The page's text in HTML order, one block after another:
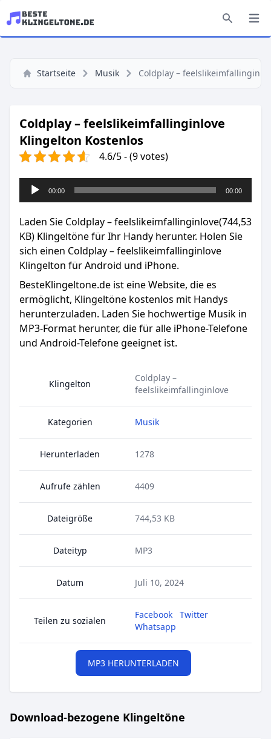
Startseite Musik Coldplay –
Coldplay – feelslikeimfallinginlove
Klingelton Kostenlos
4.6/5 - (9 votes)
Audio-
Player
00:00 00:00
Laden Sie Coldplay – feelslikeimfallinginlove(744,53
KB) Klingeltöne für Ihr Handy herunter. Holen Sie
sich einen Coldplay – feelslikeimfallinginlove
Klingelton für Android und iPhone.
BesteKlingeltone.de ist eine Website, die es
ermöglicht, Klingeltöne kostenlos mit Handys
herunterzuladen. Laden Sie hochwertige Musik in
MP3-Format herunter, die für alle iPhone-Telefone
und Android-Telefone geeignet ist.
Klingelton
Coldplay –
feelslikeimfallinginlove
Kategorien Musik
Herunterladen 1278
Aufrufe zählen 4409
Dateigröße 744,53 KB
Dateityp MP3
Datum Juli 10, 2024
Teilen zu sozialen
Facebook
Twitter
Whatsapp
MP3 HERUNTERLADEN
Download-bezogene Klingeltöne